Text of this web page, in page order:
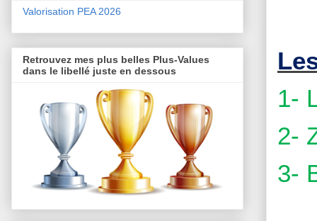
1-
2-
3-
Valorisation PEA 2026
Retrouvez mes plus belles Plus-Values
dans le libellé juste en dessous